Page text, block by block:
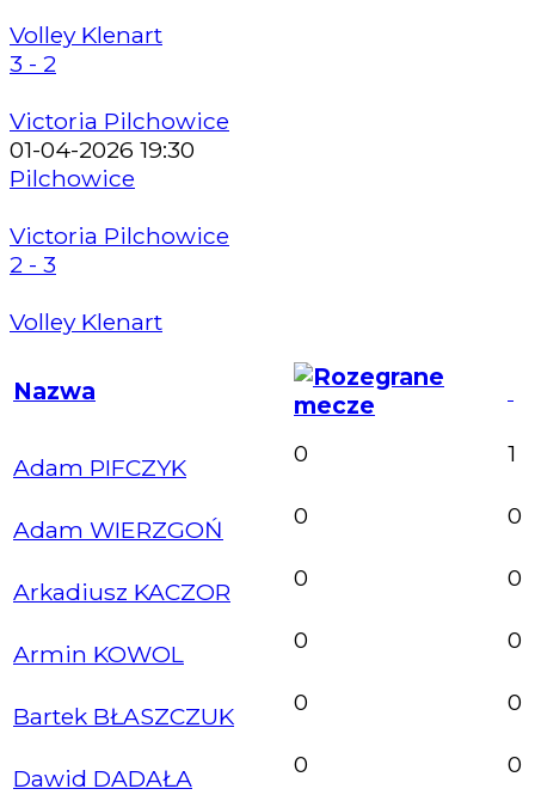
Volley Klenart
3 - 2
Victoria Pilchowice
01-04-2026 19:30
Pilchowice
Victoria Pilchowice
2 - 3
Volley Klenart
Nazwa
Adam PIFCZYK 0 1
Adam WIERZGOŃ 0 0
Arkadiusz KACZOR 0 0
Armin KOWOL 0 0
Bartek BŁASZCZUK 0 0
Dawid DADAŁA 0 0